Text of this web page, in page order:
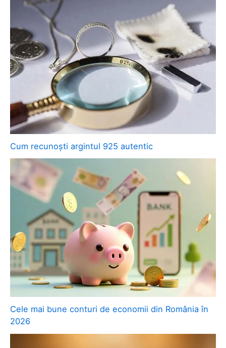
Cum recunoști argintul 925 autentic
Cele mai bune conturi de economii din România în
2026